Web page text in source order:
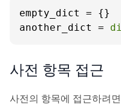
empty_dict = {}
another_dict =
사전 항목 접근
사전의 항목에 접근하려